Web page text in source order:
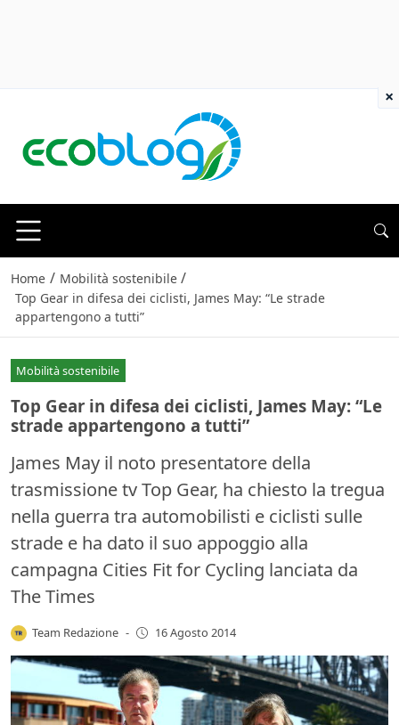
Home / Mobilità sostenibile /
Top Gear in difesa dei ciclisti, James May: “Le strade
appartengono a tutti”
Mobilità sostenibile
Top Gear in difesa dei ciclisti, James May: “Le
strade appartengono a tutti”
James May il noto presentatore della
trasmissione tv Top Gear, ha chiesto la tregua
nella guerra tra automobilisti e ciclisti sulle
strade e ha dato il suo appoggio alla
campagna Cities Fit for Cycling lanciata da
The Times
Team Redazione - 16 Agosto 2014
×